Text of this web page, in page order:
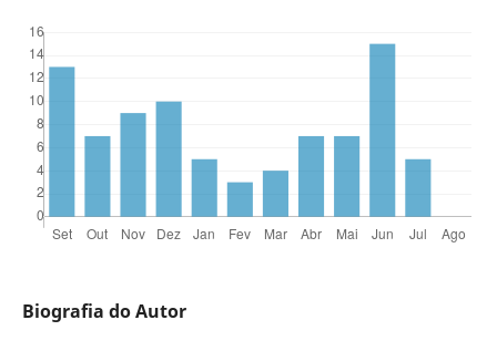
Biografia do Autor